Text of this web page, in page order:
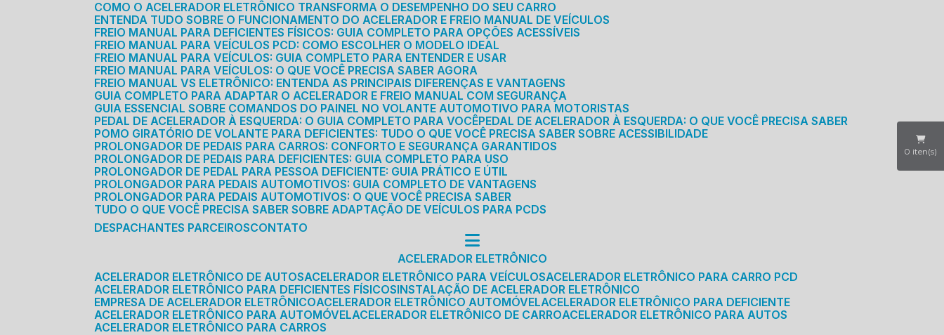
COMO O ACELERADOR ELETRÔNICO TRANSFORMA O DESEMPENHO DO SEU CARRO
ENTENDA TUDO SOBRE O FUNCIONAMENTO DO ACELERADOR E FREIO MANUAL DE VEÍCULOS
FREIO MANUAL PARA DEFICIENTES FÍSICOS: GUIA COMPLETO PARA OPÇÕES ACESSÍVEIS
FREIO MANUAL PARA VEÍCULOS PCD: COMO ESCOLHER O MODELO IDEAL
FREIO MANUAL PARA VEÍCULOS: GUIA COMPLETO PARA ENTENDER E USAR
FREIO MANUAL PARA VEÍCULOS: O QUE VOCÊ PRECISA SABER AGORA
FREIO MANUAL VS ELETRÔNICO: ENTENDA AS PRINCIPAIS DIFERENÇAS E VANTAGENS
GUIA COMPLETO PARA ADAPTAR O ACELERADOR E FREIO MANUAL COM SEGURANÇA
GUIA ESSENCIAL SOBRE COMANDOS DO PAINEL NO VOLANTE AUTOMOTIVO PARA MOTORISTAS
PEDAL DE ACELERADOR À ESQUERDA: O GUIA COMPLETO PARA VOCÊ PEDAL DE ACELERADOR À ESQUERDA: O QUE VOCÊ PRECISA SABER
POMO GIRATÓRIO DE VOLANTE PARA DEFICIENTES: TUDO O QUE VOCÊ PRECISA SABER SOBRE ACESSIBILIDADE
PROLONGADOR DE PEDAIS PARA CARROS: CONFORTO E SEGURANÇA GARANTIDOS
PROLONGADOR DE PEDAIS PARA DEFICIENTES: GUIA COMPLETO PARA USO
PROLONGADOR DE PEDAL PARA PESSOA DEFICIENTE: GUIA PRÁTICO E ÚTIL
PROLONGADOR PARA PEDAIS AUTOMOTIVOS: GUIA COMPLETO DE VANTAGENS
PROLONGADOR PARA PEDAIS AUTOMOTIVOS: O QUE VOCÊ PRECISA SABER
TUDO O QUE VOCÊ PRECISA SABER SOBRE ADAPTAÇÃO DE VEÍCULOS PARA PCDS
DESPACHANTES PARCEIROS
CONTATO
ACELERADOR ELETRÔNICO
ACELERADOR ELETRÔNICO DE AUTOS ACELERADOR ELETRÔNICO PARA VEÍCULOS ACELERADOR ELETRÔNICO PARA CARRO PCD
ACELERADOR ELETRÔNICO PARA DEFICIENTES FÍSICOS INSTALAÇÃO DE ACELERADOR ELETRÔNICO
EMPRESA DE ACELERADOR ELETRÔNICO ACELERADOR ELETRÔNICO AUTOMÓVEL ACELERADOR ELETRÔNICO PARA DEFICIENTE
ACELERADOR ELETRÔNICO PARA AUTOMÓVEL ACELERADOR ELETRÔNICO DE CARRO ACELERADOR ELETRÔNICO PARA AUTOS
ACELERADOR ELETRÔNICO PARA CARROS
0 iten(s)